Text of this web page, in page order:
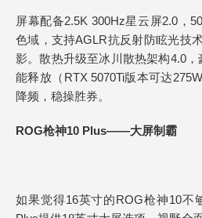
屏幕配备2.5K 300Hz星云屏2.0，
色域，支持AGLR抗反射防眩光技
影。散热升级至冰川散热架构4.0
能释放（RTX 5070Ti版本可达
降频，稳操胜券。
ROG枪神10 Plus——大屏制霸
如果觉得16英寸的ROG枪神10不